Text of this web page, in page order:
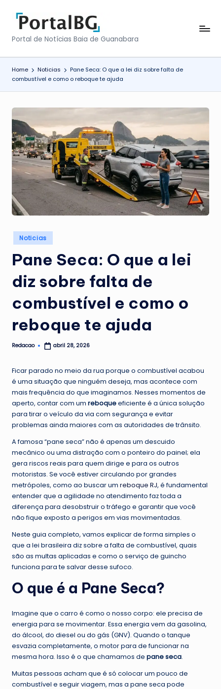
content
P
r
t
l
B
a
i
a
d
e
G
u
a
n
a
b
a
r
Portal de Notícias Baia de Guanabara
Home Noticias
Pane Seca: O que a lei diz sobre falta de
combustível e como o reboque te ajuda
Posted
in
Noticias
Pane Seca: O que a lei
diz sobre falta de
combustível e como o
reboque te ajuda
Posted
Redacao abril 28, 2026
Ficar parado no meio da rua porque o combustível acabou
é uma situação que ninguém deseja, mas acontece com
mais frequência do que imaginamos. Nesses momentos de
aperto, contar com um reboqueeficiente é a única solução
para tirar o veículo da via com segurança e evitar
problemas ainda maiores com as autoridades de trânsito.
A famosa “pane seca” não é apenas um descuido
mecânico ou uma distração com o ponteiro do painel; ela
gera riscos reais para quem dirige e para os outros
motoristas. Se você estiver circulando por grandes
metrópoles, como ao buscar um reboque RJ, é fundamental
entender que a agilidade no atendimento faz toda a
diferença para desobstruir o tráfego e garantir que você
não fique exposto a perigos em vias movimentadas.
Neste guia completo, vamos explicar de forma simples o
que a lei brasileira diz sobre a falta de combustível, quais
são as multas aplicadas e como o serviço de guincho
funciona para te salvar desse sufoco.
O que é a Pane Seca?
Imagine que o carro é como o nosso corpo: ele precisa de
energia para se movimentar. Essa energia vem da gasolina,
do álcool, do diesel ou do gás (GNV). Quando o tanque
esvazia completamente, o motor para de funcionar na
mesma hora. Isso é o que chamamos de pane seca.
Muitas pessoas acham que é só colocar um pouco de
combustível e seguir viagem, mas a pane seca pode